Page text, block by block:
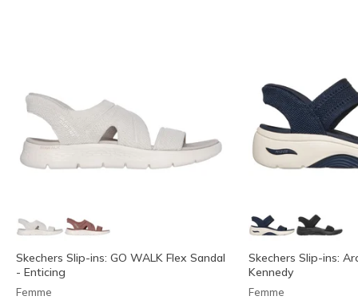
Skechers Slip-ins: GO WALK Flex Sandal
- Enticing
Femme
Skechers Slip-ins:
Kennedy
Femme